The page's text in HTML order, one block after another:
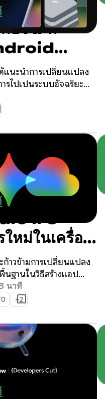
กับ AI ที่
ะสบการณ์
I/O
แนะนำการเปลี่ยนแปลง
ไปเป็นระบบอัจฉริยะ
ร้างประสบการณ์อัจฉริยะ
ง AI ของ Google มาไว้
I/O
หม่ในเครื่อง
แอป
าวข้ามการเปลี่ยนแปลง
ฐานในวิธีสร้างแอป
นสำหรับยุค Agentic โดย
รทำงานให้กับคุณใน
เพิ่มประสิทธิภาพให้กับ
นของโค้ด
นาที
+2